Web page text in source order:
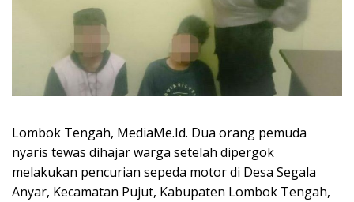
Lombok Tengah, MediaMe.Id. Dua orang pemuda
nyaris tewas dihajar warga setelah dipergok
melakukan pencurian sepeda motor di Desa Segala
Anyar, Kecamatan Pujut, Kabupaten Lombok Tengah,